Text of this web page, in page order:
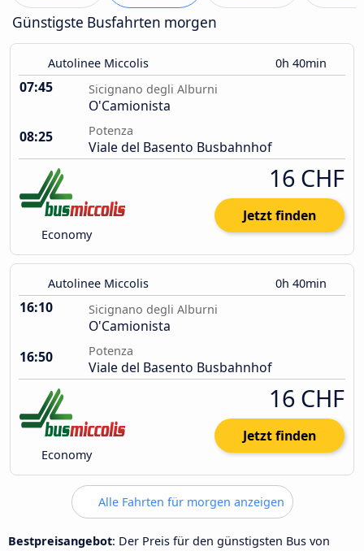
Günstigste Busfahrten morgen
Autolinee Miccolis 0h 40min
07:45 Sicignano degli Alburni
O'Camionista
08:25
Potenza
Viale del Basento Busbahnhof
Economy
16 CHF
Jetzt finden
Autolinee Miccolis 0h 40min
16:10 Sicignano degli Alburni
O'Camionista
16:50
Potenza
Viale del Basento Busbahnhof
Economy
16 CHF
Jetzt finden
Alle Fahrten für morgen anzeigen
Bestpreisangebot: Der Preis für den günstigsten Bus von